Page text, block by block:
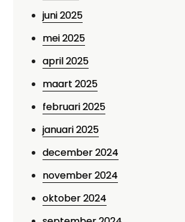
juni 2025
mei 2025
april 2025
maart 2025
februari 2025
januari 2025
december 2024
november 2024
oktober 2024